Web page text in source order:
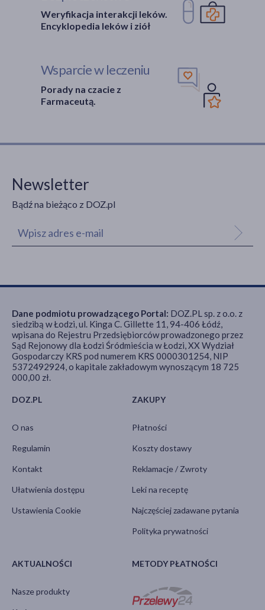
Weryfikacja interakcji leków.
Encyklopedia leków i ziół
Wsparcie w leczeniu
Porady na czacie z
Farmaceutą.
Newsletter
Bądź na bieżąco z DOZ.pl
DOZ.PL
O nas
Regulamin
Kontakt
Ułatwienia dostępu
Ustawienia Cookie
ZAKUPY
Płatności
Koszty dostawy
Reklamacje / Zwroty
Leki na receptę
Najczęściej zadawane pytania
Polityka prywatności
AKTUALNOŚCI
Nasze produkty
METODY PŁATNOŚCI
Dane podmiotu prowadzącego Portal: DOZ.PL sp. z o.o. z
siedzibą w Łodzi, ul. Kinga C. Gillette 11, 94-406 Łódź,
wpisana do Rejestru Przedsiębiorców prowadzonego przez
Sąd Rejonowy dla Łodzi Śródmieścia w Łodzi, XX Wydział
Gospodarczy KRS pod numerem KRS 0000301254, NIP
5372492924, o kapitale zakładowym wynoszącym 18 725
000,00 zł.